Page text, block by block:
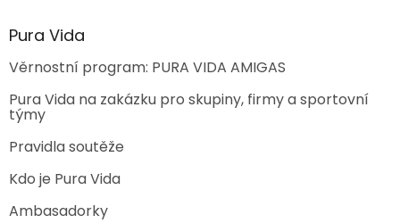
Pura Vida
Věrnostní program: PURA VIDA AMIGAS
Pura Vida na zakázku pro skupiny, firmy a sportovní
týmy
Pravidla soutěže
Kdo je Pura Vida
Ambasadorky